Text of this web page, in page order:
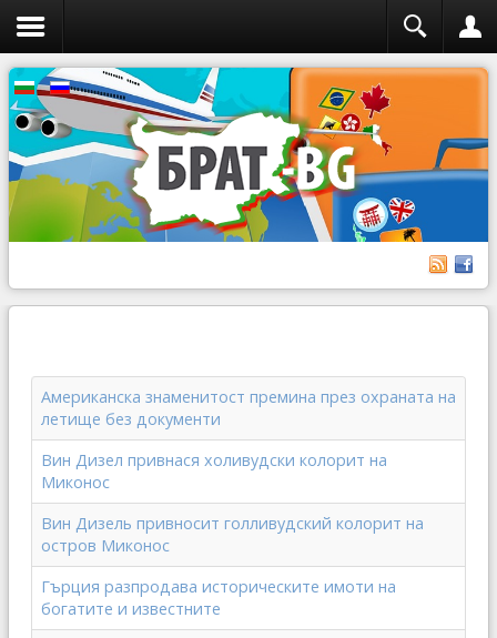
Американска знаменитост премина през охраната на
летище без документи
Вин Дизел привнася холивудски колорит на
Миконос
Вин Дизель привносит голливудский колорит на
остров Миконос
Гърция разпродава историческите имоти на
богатите и известните